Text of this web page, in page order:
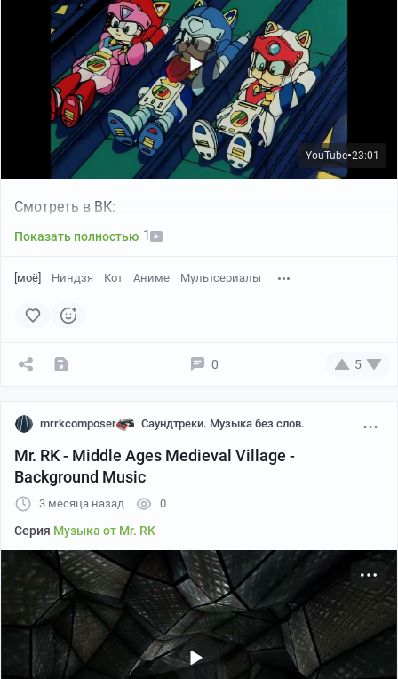
YouTube●23:01
Смотреть в ВК:
Показать полностью 1
[моё] Ниндзя Кот Аниме Мультсериалы
0 5
mrrkcomposer Саундтреки. Музыка без слов.
Mr. RK - Middle Ages Medieval Village -
Background Music
3 месяца назад 0
Серия Музыка от Mr. RK